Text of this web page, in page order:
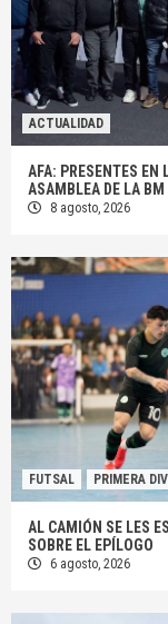
ACTUALIDAD
AFA: PRESENTES EN
ASAMBLEA DE LA BM
8 agosto, 2026
FUTSAL PRIMERA
AL CAMIÓN SE LES
SOBRE EL EPÍLOGO
6 agosto, 2026